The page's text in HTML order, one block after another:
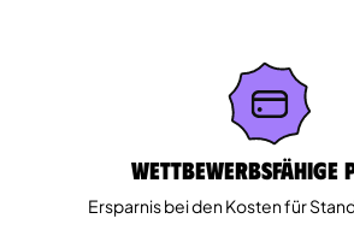
Wettbewerbsfähige
Ersparnis bei den Kosten für